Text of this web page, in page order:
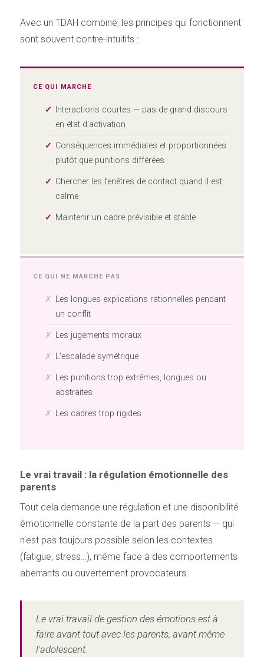
Avec un TDAH combiné, les principes qui fonctionnent
sont souvent contre-intuitifs :
CE QUI MARCHE
Interactions courtes — pas de grand discours
en état d'activation
Conséquences immédiates et proportionnées
plutôt que punitions différées
Chercher les fenêtres de contact quand il est
calme
Maintenir un cadre prévisible et stable
CE QUI NE MARCHE PAS
Les longues explications rationnelles pendant
un conflit
Les jugements moraux
L'escalade symétrique
Les punitions trop extrêmes, longues ou
abstraites
Les cadres trop rigides
Le vrai travail : la régulation émotionnelle des
parents
Tout cela demande une régulation et une disponibilité
émotionnelle constante de la part des parents — qui
n'est pas toujours possible selon les contextes
(fatigue, stress…), même face à des comportements
aberrants ou ouvertement provocateurs.
Le vrai travail de gestion des émotions est à
faire avant tout avec les parents, avant même
l'adolescent.